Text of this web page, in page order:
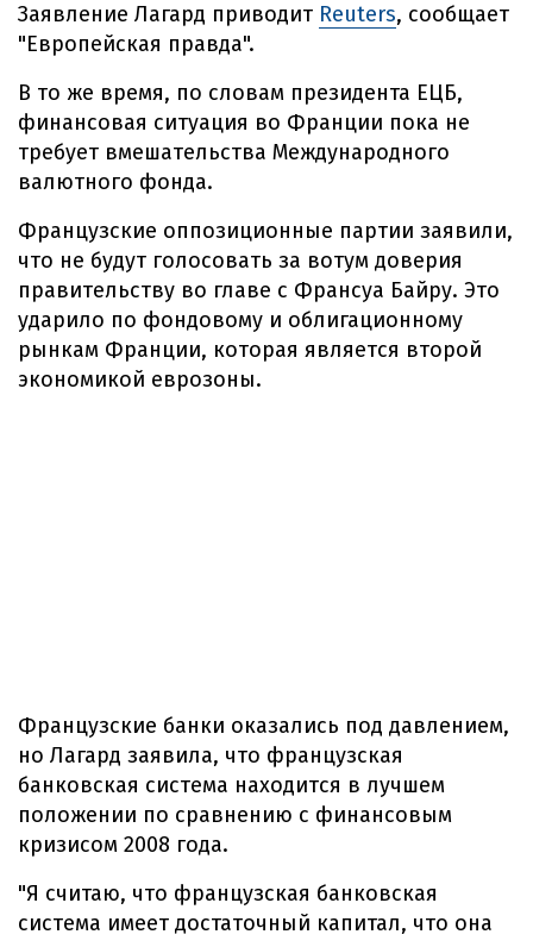
Заявление Лагард приводит Reuters, сообщает
"Европейская правда".
В то же время, по словам президента ЕЦБ,
финансовая ситуация во Франции пока не
требует вмешательства Международного
валютного фонда.
Французские оппозиционные партии заявили,
что не будут голосовать за вотум доверия
правительству во главе с Франсуа Байру. Это
ударило по фондовому и облигационному
рынкам Франции, которая является второй
экономикой еврозоны.
Французские банки оказались под давлением,
но Лагард заявила, что французская
банковская система находится в лучшем
положении по сравнению с финансовым
кризисом 2008 года.
"Я считаю, что французская банковская
система имеет достаточный капитал, что она